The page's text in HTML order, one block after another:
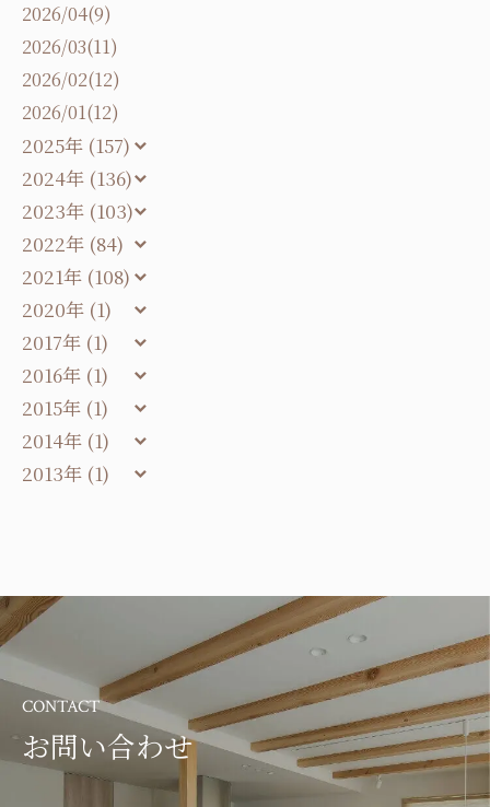
2026/04(9)
2026/03(11)
2026/02(12)
2026/01(12)
2025年 (157)
2024年 (136)
2023年 (103)
2022年 (84)
2021年 (108)
2020年 (1)
2017年 (1)
2016年 (1)
2015年 (1)
2014年 (1)
2013年 (1)
CONTACT
お問い合わせ